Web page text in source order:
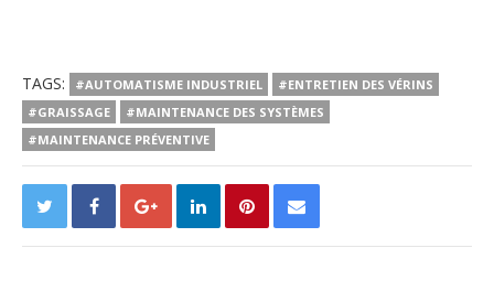
TAGS: #AUTOMATISME INDUSTRIEL
#ENTRETIEN DES VÉRINS
#GRAISSAGE
#MAINTENANCE DES SYSTÈMES
#MAINTENANCE PRÉVENTIVE